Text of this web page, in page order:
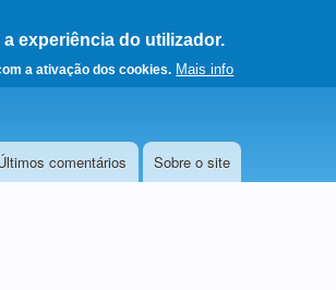
experiência do utilizador.
a ativação dos cookies. Mais info
página principal
comentários Sobre o site